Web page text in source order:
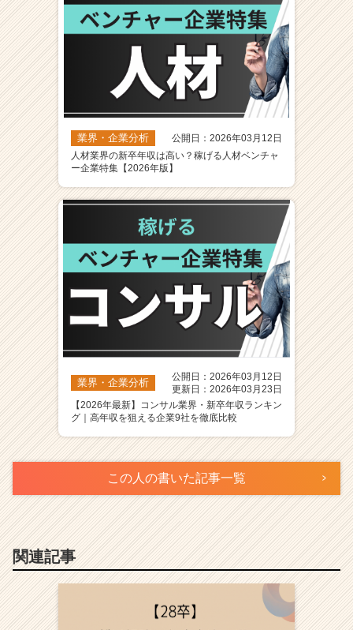
業界・企業分析
公開日：2026年03月12日
人材業界の新卒年収は高い？稼げる人材ベンチャ
ー企業特集【2026年版】
業界・企業分析
公開日：2026年03月12日
更新日：2026年03月23日
【2026年最新】コンサル業界・新卒年収ランキン
グ｜高年収を狙える企業9社を徹底比較
この人の書いた記事一覧
関連記事